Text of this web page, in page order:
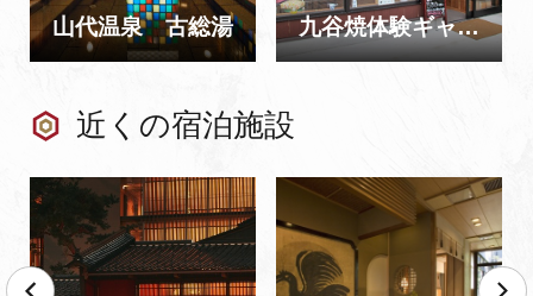
山代温泉 古総湯 九谷焼体験ギャラリーCoCo
近くの宿泊施設